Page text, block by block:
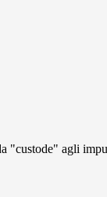
"custode" agli